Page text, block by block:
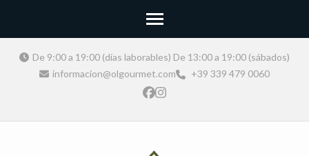
De 9:00 a 19:00 (días laborables) De 13:00 a 19:00 (sábados)
informacion@olgourmet.com
+39 339 479 0060